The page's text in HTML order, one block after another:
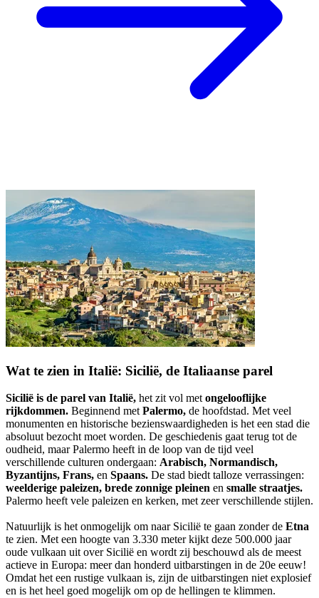
Wat te zien in Italië: Sicilië, de Italiaanse parel
Sicilië is de parel van Italië, het zit vol met ongelooflijke
rijkdommen. Beginnend met Palermo, de hoofdstad. Met veel
monumenten en historische bezienswaardigheden is het een stad die
absoluut bezocht moet worden. De geschiedenis gaat terug tot de
oudheid, maar Palermo heeft in de loop van de tijd veel
verschillende culturen ondergaan: Arabisch, Normandisch,
Byzantijns, Frans, en Spaans. De stad biedt talloze verrassingen:
weelderige paleizen, brede zonnige pleinen en smalle straatjes.
Palermo heeft vele paleizen en kerken, met zeer verschillende stijlen.
Natuurlijk is het onmogelijk om naar Sicilië te gaan zonder de Etna
te zien. Met een hoogte van 3.330 meter kijkt deze 500.000 jaar
oude vulkaan uit over Sicilië en wordt zij beschouwd als de meest
actieve in Europa: meer dan honderd uitbarstingen in de 20e eeuw!
Omdat het een rustige vulkaan is, zijn de uitbarstingen niet explosief
en is het heel goed mogelijk om op de hellingen te klimmen.